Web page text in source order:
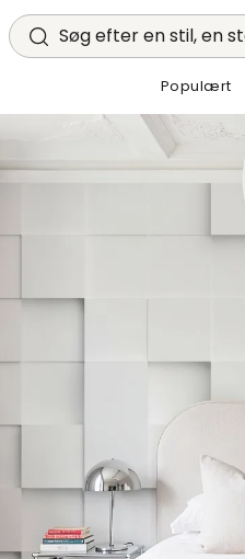
Søg efter en stil, en
Populært